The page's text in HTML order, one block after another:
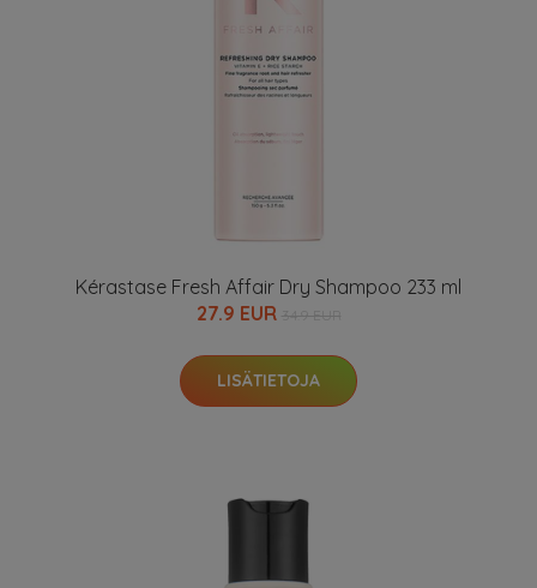
Kérastase Fresh Affair Dry Shampoo 233 ml
27.9 EUR
LISÄTIETOJA